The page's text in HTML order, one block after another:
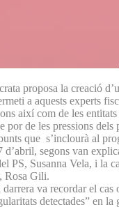
proposa la creació
a aquests experts
així com de les
por de les pressions dels
que s’inclourà al
d’abril, segons van
PS, Susanna Vela, i la
Rosa Gili.
darrera va recordar el
detectades” en la